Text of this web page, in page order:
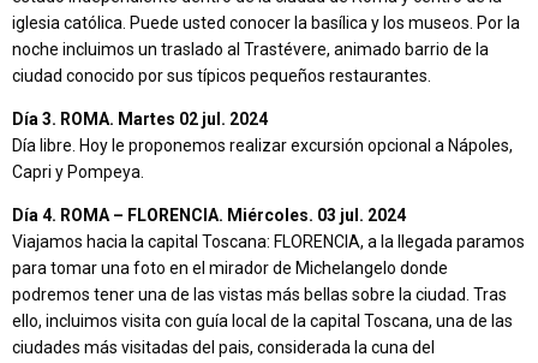
iglesia católica. Puede usted conocer la basílica y los museos. Por la
noche incluimos un traslado al Trastévere, animado barrio de la
ciudad conocido por sus típicos pequeños restaurantes.
Día 3. ROMA. Martes 02 jul. 2024
Día libre. Hoy le proponemos realizar excursión opcional a Nápoles,
Capri y Pompeya.
Día 4. ROMA – FLORENCIA. Miércoles. 03 jul. 2024
Viajamos hacia la capital Toscana: FLORENCIA, a la llegada paramos
para tomar una foto en el mirador de Michelangelo donde
podremos tener una de las vistas más bellas sobre la ciudad. Tras
ello, incluimos visita con guía local de la capital Toscana, una de las
ciudades más visitadas del pais, considerada la cuna del